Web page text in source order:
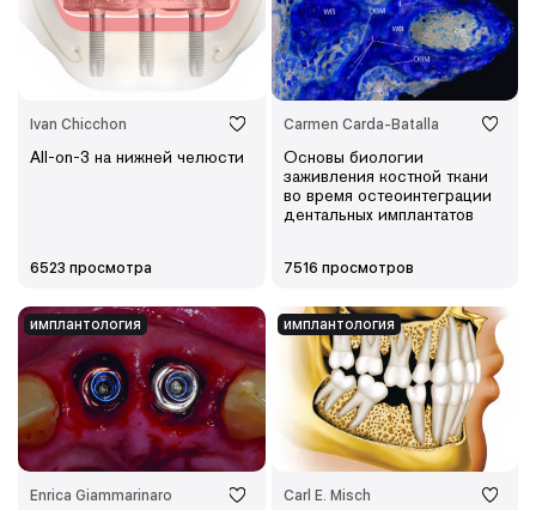
Ivan Chicchon
All-on-3 на нижней челюсти
6523 просмотра
Carmen Carda-Batalla
Основы биологии
заживления костной ткани
во время остеоинтеграции
дентальных имплантатов
7516 просмотров
имплантология
Enrica Giammarinaro
имплантология
Carl E. Misch